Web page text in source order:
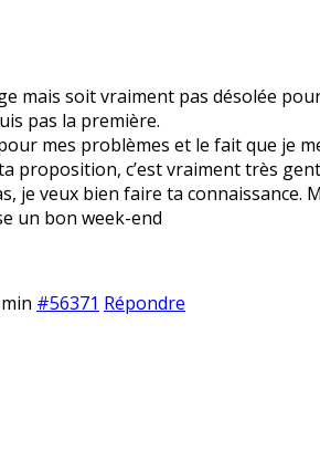
mais soit vraiment pas désolée
pas la première.
mes problèmes et le fait que je
proposition, c’est vraiment très
je veux bien faire ta connaissance.
un bon week-end
#56371 Répondre